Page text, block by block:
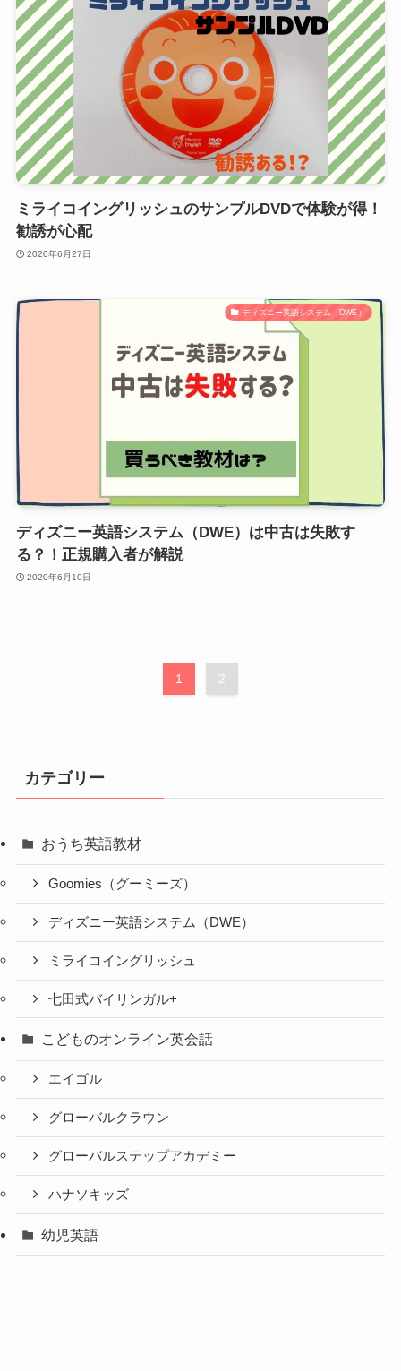
ミライコイングリッシュのサンプルDVDで体験が得！
勧誘が心配
2020年6月27日
ディズニー英語システム（DWE）
ディズニー英語システム（DWE）は中古は失敗す
る？！正規購入者が解説
2020年6月10日
1 2
カテゴリー
おうち英語教材
Goomies（グーミーズ）
ディズニー英語システム（DWE）
ミライコイングリッシュ
七田式バイリンガル+
こどものオンライン英会話
エイゴル
グローバルクラウン
グローバルステップアカデミー
ハナソキッズ
幼児英語